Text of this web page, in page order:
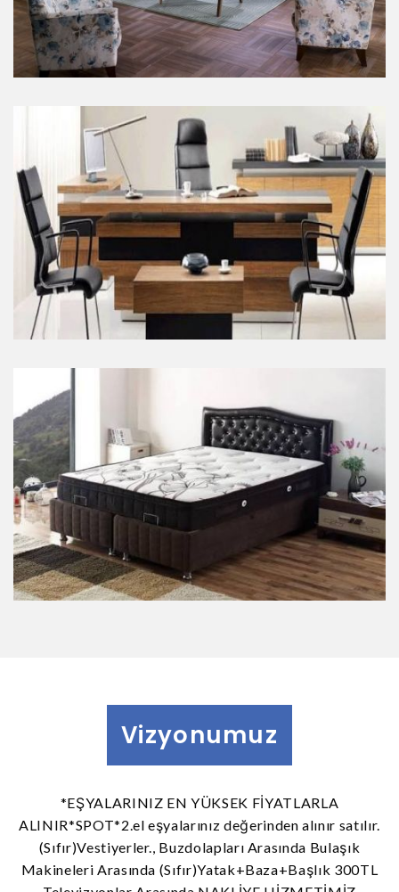
giderdi. Bi problem yaşamadım. Eşe dosta
tavsiye ediyorum
Erdal Güner
Güvenilir kaliteli ve oldukça hızlı bir yer eşyaları
değerinden alıyorlar kesinlikle tavsiye ederim
Vizyonumuz
*EŞYALARINIZ EN YÜKSEK FİYATLARLA
ALINIR*SPOT*2.el eşyalarınız değerinden alınır satılır.
(Sıfır)Vestiyerler., Buzdolapları Arasında Bulaşık
Makineleri Arasında (Sıfır)Yatak+Baza+Başlık 300TL